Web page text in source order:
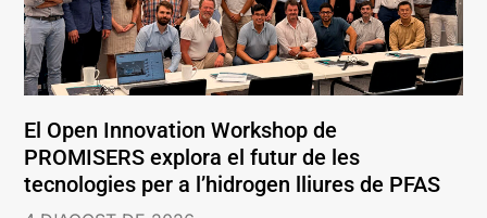
El Open Innovation Workshop de
PROMISERS explora el futur de les
tecnologies per a l’hidrogen lliures de PFAS